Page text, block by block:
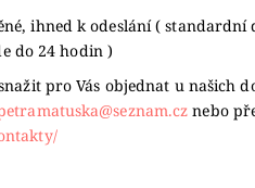
ihned k odeslání (
do 24 hodin )
pro Vás objednat u našich
nebo